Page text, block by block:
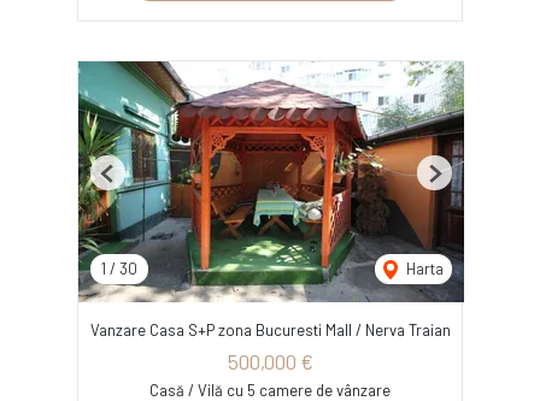
1 / 30 Harta
Previous Next
Vanzare Casa S+P zona Bucuresti Mall / Nerva Traian
500,000 €
Casă / Vilă cu 5 camere de vânzare